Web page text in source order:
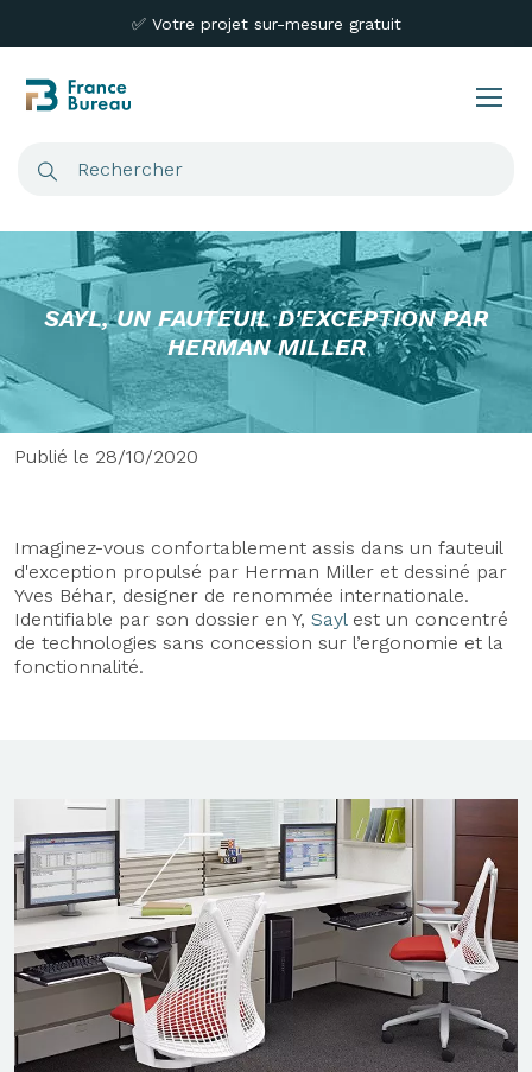
✅ Votre projet sur-mesure gratuit
SAYL, UN FAUTEUIL D'EXCEPTION PAR
HERMAN MILLER
Publié le 28/10/2020
Imaginez-vous confortablement assis dans un fauteuil
d'exception propulsé par Herman Miller et dessiné par
Yves Béhar, designer de renommée internationale.
Identifiable par son dossier en Y, Sayl est un concentré
de technologies sans concession sur l’ergonomie et la
fonctionnalité.